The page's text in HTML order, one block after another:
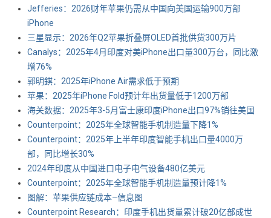
Jefferies：2026财年苹果仍需从中国向美国运输900万部
iPhone
三星显示：2026年Q2苹果折叠屏OLED首批供货300万片
Canalys：2025年4月印度对美iPhone出口量300万台，同比激
增76%
郭明錤：2025年iPhone Air需求低于预期
苹果：2025年iPhone Fold预计年出货量低于1200万部
海关数据：2025年3-5月富士康印度iPhone出口97%销往美国
Counterpoint：2025年全球智能手机制造量下降1%
Counterpoint：2025年上半年印度智能手机出口量4000万
部，同比增长30%
2024年印度从中国进口电子电气设备480亿美元
Counterpoint：2025年全球智能手机制造量预计降1%
图解：苹果供应链成本–信息图
Counterpoint Research：印度手机出货量累计破20亿部成世